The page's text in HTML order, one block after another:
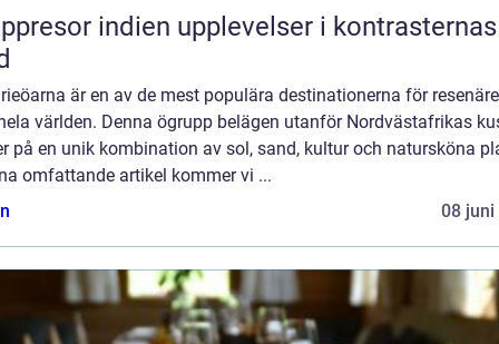
indien upplevelser i kontrasternas
är en av de mest populära destinationerna för
världen. Denna ögrupp belägen utanför Nordvästafrikas
på en unik kombination av sol, sand, kultur och natursköna
omfattande artikel kommer vi ...
08 juni